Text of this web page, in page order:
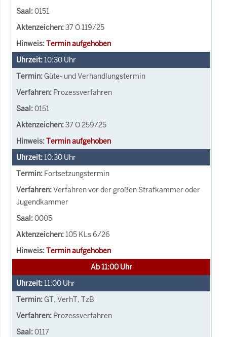
0151
37 O 119/25
Termin aufgehoben
10:30 Uhr
Güte- und Verhandlungstermin
Prozessverfahren
0151
37 O 259/25
Termin aufgehoben
10:30 Uhr
Fortsetzungstermin
Verfahren vor der großen Strafkammer oder
Jugendkammer
0005
105 KLs 6/26
Termin aufgehoben
Ab 11:00 Uhr
11:00 Uhr
GT, VerhT, TzB
Prozessverfahren
0117